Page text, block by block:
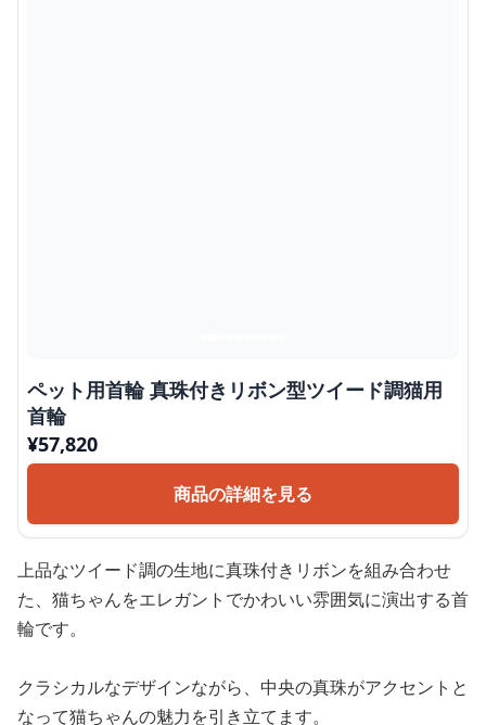
ペット用首輪 真珠付きリボン型ツイード調猫用
首輪
¥57,820
商品の詳細を見る
上品なツイード調の生地に真珠付きリボンを組み合わせ
た、猫ちゃんをエレガントでかわいい雰囲気に演出する首
輪です。
クラシカルなデザインながら、中央の真珠がアクセントと
なって猫ちゃんの魅力を引き立てます。